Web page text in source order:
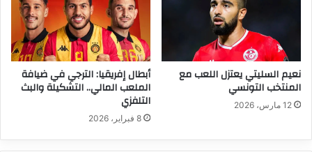
نعيم السليتي يعتزل اللعب مع
المنتخب التونسي
12 مارس، 2026
أبطال إفريقيا: الترجي في ضيافة
الملعب المالي.. التشكيلة والبث
التلفزي
8 فبراير، 2026